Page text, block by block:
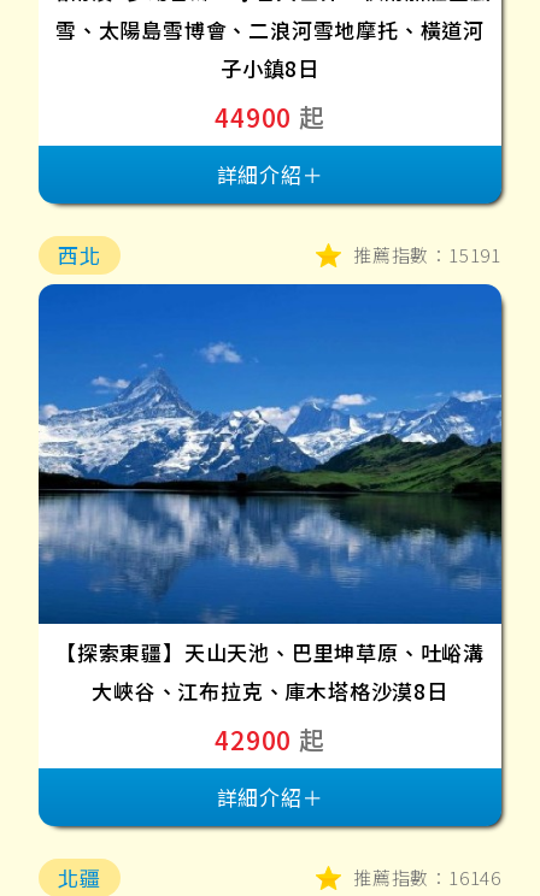
雪、太陽島雪博會、二浪河雪地摩托、橫道河
子小鎮8日
44900 起
詳細介紹＋
西北 推薦指數：15191
【探索東疆】天山天池、巴里坤草原、吐峪溝
大峽谷、江布拉克、庫木塔格沙漠8日
42900 起
詳細介紹＋
北疆 推薦指數：16146